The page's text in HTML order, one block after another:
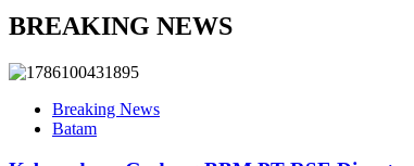
BREAKING NEWS
Breaking News
Batam